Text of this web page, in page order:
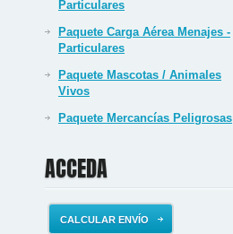
Particulares
Paquete Carga Aérea Menajes -
Particulares
Paquete Mascotas / Animales
Vivos
Paquete Mercancías Peligrosas
ACCEDA
CALCULAR ENVÍO